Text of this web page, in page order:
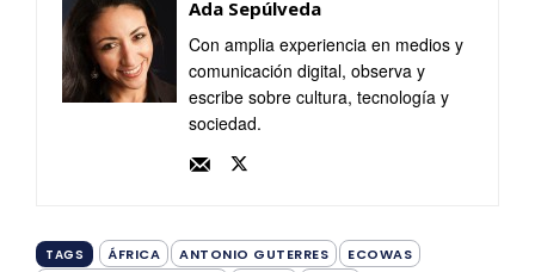
Ada Sepúlveda
Con amplia experiencia en medios y
comunicación digital, observa y
escribe sobre cultura, tecnología y
sociedad.
TAGS ÁFRICA ANTONIO GUTERRES
ECOWAS